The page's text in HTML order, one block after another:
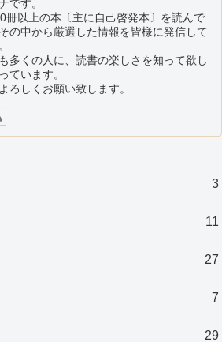
です。
冊以上の本〔主に自己啓発本〕を読んで
の中から厳選した情報を皆様に発信して
多くの人に、読書の楽しさを知って欲し
ています。
ろしくお願い致します。
3
11
27
7
29